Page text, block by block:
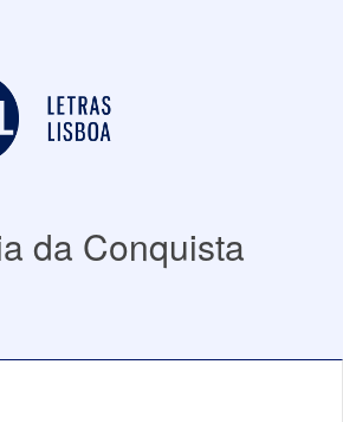
da Conquista